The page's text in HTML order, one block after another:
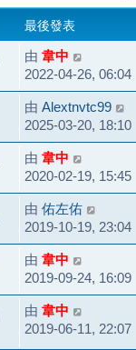
最後發表
由 韋中
2022-04-26, 06:04
由 Alextnvtc99
2025-03-20, 18:10
由 韋中
2020-02-19, 15:45
由 佑左佑
2019-10-19, 23:04
由 韋中
2019-09-24, 16:09
由 韋中
2019-06-11, 22:07